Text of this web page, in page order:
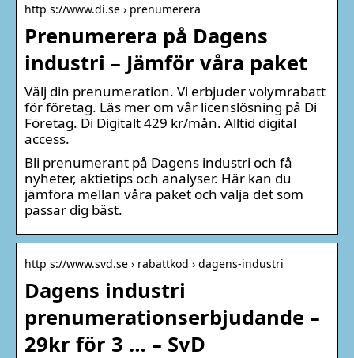
http s://www.di.se › prenumerera
Prenumerera på Dagens
industri – Jämför våra paket
Välj din prenumeration. Vi erbjuder volymrabatt
för företag. Läs mer om vår licenslösning på Di
Företag. Di Digitalt 429 kr/mån. Alltid digital
access.
Bli prenumerant på Dagens industri och få
nyheter, aktietips och analyser. Här kan du
jämföra mellan våra paket och välja det som
passar dig bäst.
http s://www.svd.se › rabattkod › dagens-industri
Dagens industri
prenumerationserbjudande –
29kr för 3 … – SvD